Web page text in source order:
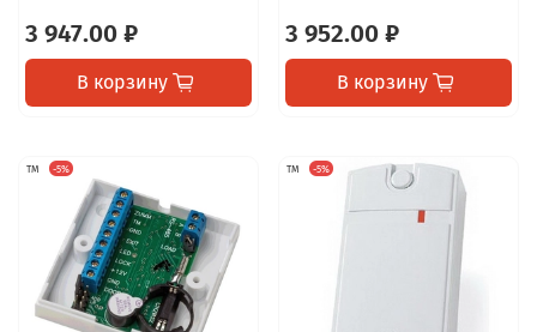
3 947.00 ₽
В корзину
3 952.00 ₽
В корзину
TM -5% TM -5%